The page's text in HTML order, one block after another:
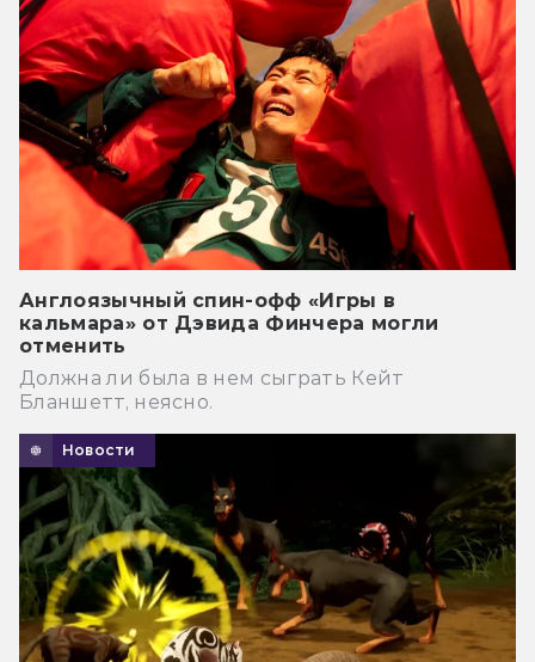
Англоязычный спин-офф «Игры в
кальмара» от Дэвида Финчера могли
отменить
Должна ли была в нем сыграть Кейт
Бланшетт, неясно.
Новости